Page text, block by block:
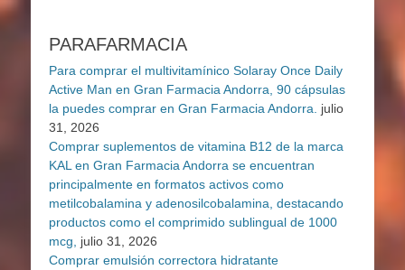
PARAFARMACIA
Para comprar el multivitamínico Solaray Once Daily
Active Man en Gran Farmacia Andorra, 90 cápsulas
la puedes comprar en Gran Farmacia Andorra.
julio
31, 2026
Comprar suplementos de vitamina B12 de la marca
KAL en Gran Farmacia Andorra se encuentran
principalmente en formatos activos como
metilcobalamina y adenosilcobalamina, destacando
productos como el comprimido sublingual de 1000
mcg,
julio 31, 2026
Comprar emulsión correctora hidratante